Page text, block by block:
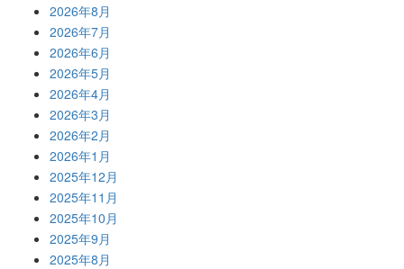
2026年8月
2026年7月
2026年6月
2026年5月
2026年4月
2026年3月
2026年2月
2026年1月
2025年12月
2025年11月
2025年10月
2025年9月
2025年8月